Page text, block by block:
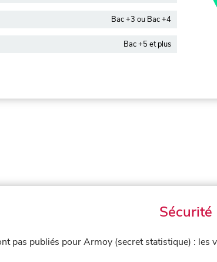
Bac +3 ou Bac +4
Bac +5 et plus
Sécurité
pas publiés pour Armoy (secret statistique) : les